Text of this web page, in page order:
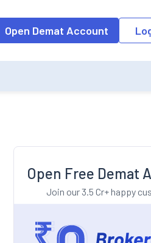
into the input field, the
Open Demat Account
Open Free Demat
Join our 3.5 Cr+ happy